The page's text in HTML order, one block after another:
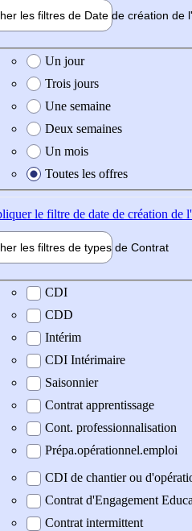
les filtres de Date de création de
de création de l'offre
Un jour
Trois jours
Une semaine
Deux semaines
Un mois
Toutes les offres
le filtre de date de création de
les filtres de types de Contrat
de contrat
CDI
CDD
Intérim
CDI Intérimaire
Saisonnier
Contrat apprentissage
Cont. professionnalisation
Prépa.opérationnel.emploi
CDI de chantier ou
Contrat d'Engagement
Contrat intermittent